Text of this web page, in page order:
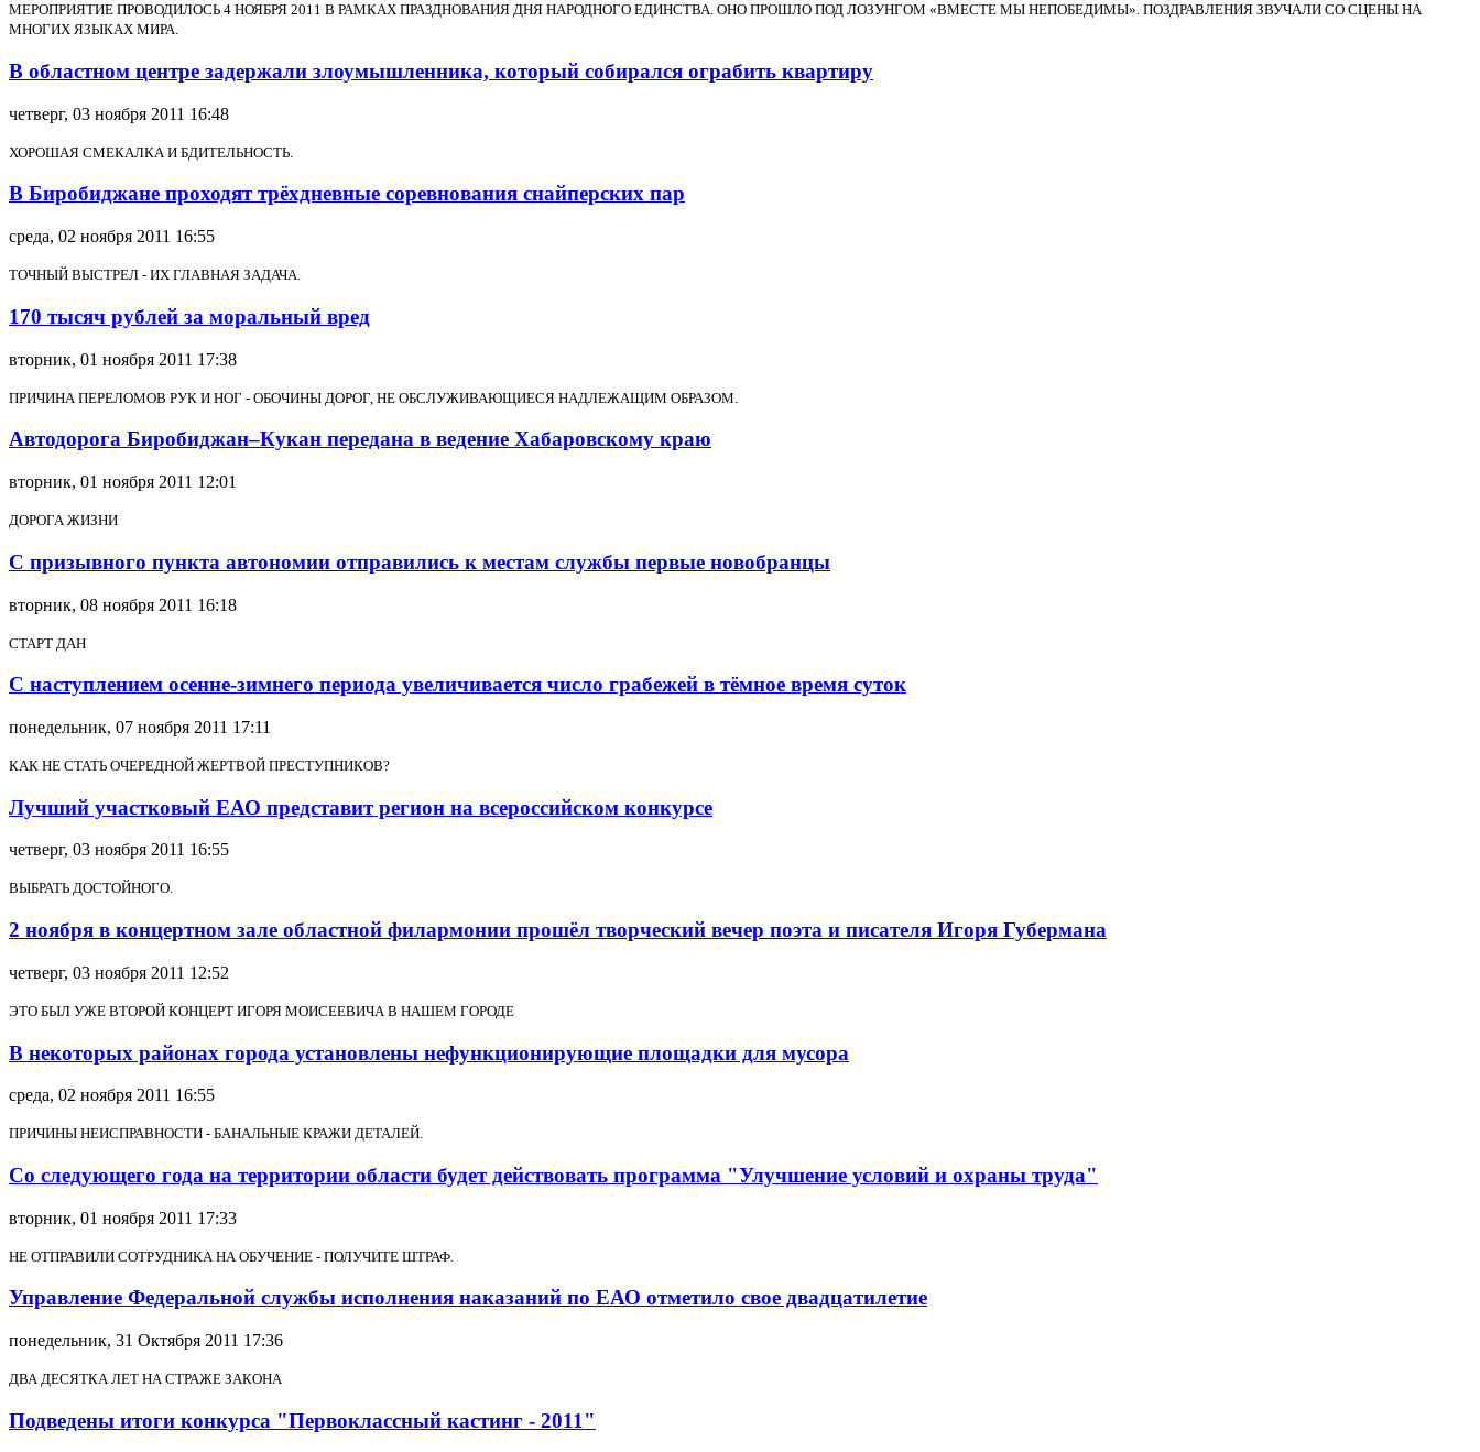
МЕРОПРИЯТИЕ ПРОВОДИЛОСЬ 4 НОЯБРЯ 2011 В РАМКАХ ПРАЗДНОВАНИЯ ДНЯ НАРОДНОГО ЕДИНСТВА. ОНО ПРОШЛО ПОД ЛОЗУНГОМ «ВМЕСТЕ МЫ НЕПОБЕДИМЫ». ПОЗДРАВЛЕНИЯ ЗВУЧАЛИ СО СЦЕНЫ НА
МНОГИХ ЯЗЫКАХ МИРА.
В областном центре задержали злоумышленника, который собирался ограбить квартиру
четверг, 03 ноября 2011 16:48
ХОРОШАЯ СМЕКАЛКА И БДИТЕЛЬНОСТЬ.
В Биробиджане проходят трёхдневные соревнования снайперских пар
среда, 02 ноября 2011 16:55
ТОЧНЫЙ ВЫСТРЕЛ - ИХ ГЛАВНАЯ ЗАДАЧА.
170 тысяч рублей за моральный вред
вторник, 01 ноября 2011 17:38
ПРИЧИНА ПЕРЕЛОМОВ РУК И НОГ - ОБОЧИНЫ ДОРОГ, НЕ ОБСЛУЖИВАЮЩИЕСЯ НАДЛЕЖАЩИМ ОБРАЗОМ.
Автодорога Биробиджан–Кукан передана в ведение Хабаровскому краю
вторник, 01 ноября 2011 12:01
ДОРОГА ЖИЗНИ
С призывного пункта автономии отправились к местам службы первые новобранцы
вторник, 08 ноября 2011 16:18
СТАРТ ДАН
С наступлением осенне-зимнего периода увеличивается число грабежей в тёмное время суток
понедельник, 07 ноября 2011 17:11
КАК НЕ СТАТЬ ОЧЕРЕДНОЙ ЖЕРТВОЙ ПРЕСТУПНИКОВ?
Лучший участковый ЕАО представит регион на всероссийском конкурсе
четверг, 03 ноября 2011 16:55
ВЫБРАТЬ ДОСТОЙНОГО.
2 ноября в концертном зале областной филармонии прошёл творческий вечер поэта и писателя Игоря Губермана
четверг, 03 ноября 2011 12:52
ЭТО БЫЛ УЖЕ ВТОРОЙ КОНЦЕРТ ИГОРЯ МОИСЕЕВИЧА В НАШЕМ ГОРОДЕ
В некоторых районах города установлены нефункционирующие площадки для мусора
среда, 02 ноября 2011 16:55
ПРИЧИНЫ НЕИСПРАВНОСТИ - БАНАЛЬНЫЕ КРАЖИ ДЕТАЛЕЙ.
Со следующего года на территории области будет действовать программа "Улучшение условий и охраны труда"
вторник, 01 ноября 2011 17:33
НЕ ОТПРАВИЛИ СОТРУДНИКА НА ОБУЧЕНИЕ - ПОЛУЧИТЕ ШТРАФ.
Управление Федеральной службы исполнения наказаний по ЕАО отметило свое двадцатилетие
понедельник, 31 Октября 2011 17:36
ДВА ДЕСЯТКА ЛЕТ НА СТРАЖЕ ЗАКОНА
Подведены итоги конкурса "Первоклассный кастинг - 2011"